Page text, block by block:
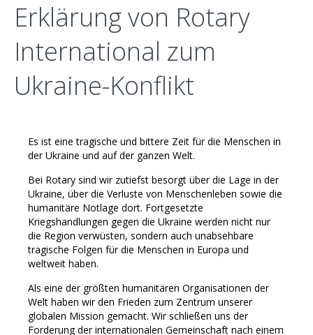
Erklärung von Rotary
International zum
Ukraine-Konflikt